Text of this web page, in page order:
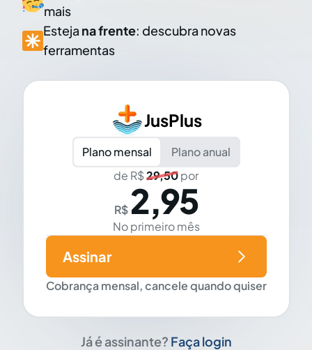
mais
Esteja na frente: descubra novas
ferramentas
JusPlus
Plano mensal
Plano anual
de R$29,50por
R$ 2,95
No primeiro mês
Cobrança mensal, cancele quando quiser
Assinar
Já é assinante? Faça login